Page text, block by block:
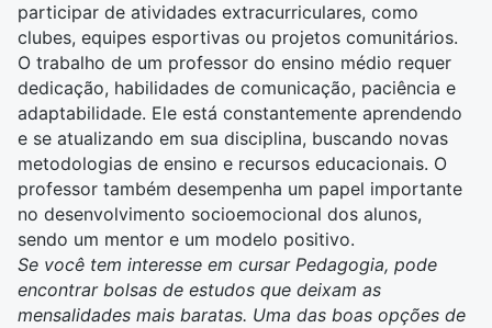
participar de atividades extracurriculares, como
clubes, equipes esportivas ou projetos comunitários.
O trabalho de um professor do ensino médio requer
dedicação, habilidades de comunicação, paciência e
adaptabilidade. Ele está constantemente aprendendo
e se atualizando em sua disciplina, buscando novas
metodologias de ensino e recursos educacionais. O
professor também desempenha um papel importante
no desenvolvimento socioemocional dos alunos,
sendo um mentor e um modelo positivo.
Se você tem interesse em cursar Pedagogia, pode
encontrar bolsas de estudos que deixam as
mensalidades mais baratas. Uma das boas opções de